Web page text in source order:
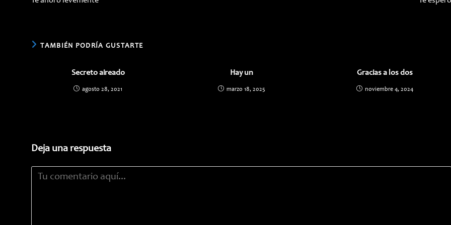
artículos
TAMBIÉN PODRÍA GUSTARTE
Secreto aireado
agosto 28, 2021
Hay un
marzo 18, 2025
Gracias a los dos
noviembre 4, 2024
Deja una respuesta
Comentario